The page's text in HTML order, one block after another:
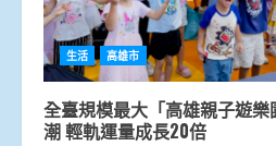
生活 高雄市
全臺規模最大「高雄親子遊
潮 輕軌運量成長20倍